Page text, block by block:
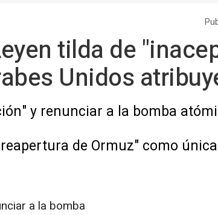
tilda de
Unidos
y renunciar a la bomba
de Ormuz" como
a la bomba